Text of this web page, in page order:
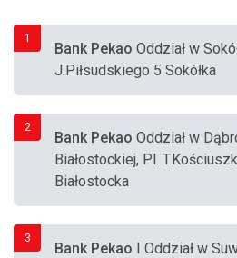
1
Bank Pekao Oddział w
J.Piłsudskiego 5 Sokółka
2
Bank Pekao Oddział w
Białostockiej, Pl.
Białostocka
3
Bank Pekao I Oddział w